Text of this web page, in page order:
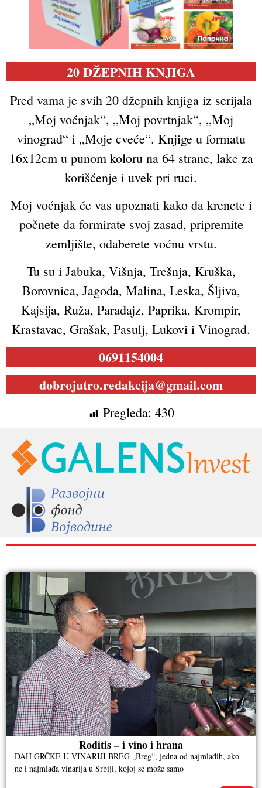
20DŽEPNIH KNJIGA
Pred vama je svih 20 džepnih knjiga iz serijala
„Moj voćnjak“, „Moj povrtnjak“, „Moj
vinograd“ i „Moje cveće“. Knjige u formatu
16x12cm u punom koloru na 64 strane, lake za
korišćenje i uvek pri ruci.
Moj voćnjak će vas upoznati kako da krenete i
počnete da formirate svoj zasad, pripremite
zemljište, odaberete voćnu vrstu.
Tu su i Jabuka, Višnja, Trešnja, Kruška,
Borovnica, Jagoda, Malina, Leska, Šljiva,
Kajsija, Ruža, Paradajz, Paprika, Krompir,
Krastavac, Grašak, Pasulj, Lukovi i Vinograd.
0691154004
dobrojutro.redakcija@gmail.com
Pregleda: 430
RAZNO
Roditis – i vino i hrana
DAH GRČKE U VINARIJI BREG „Breg“, jedna od najmlađih, ako
ne i najmlađa vinarija u Srbiji, kojoj se može samo